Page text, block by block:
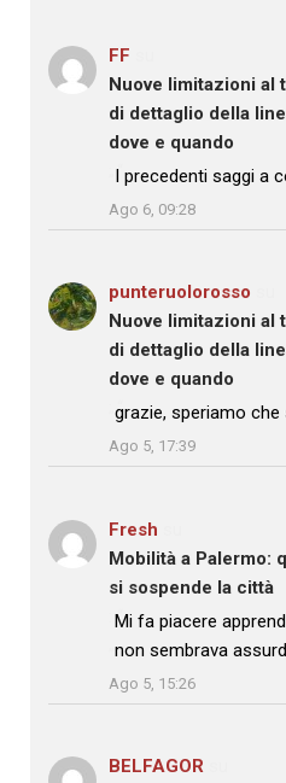
FF
Nuove limitazioni al
di dettaglio della
dove e quando
: “I precedenti saggi a
Ago 6, 09:28
punteruolorosso
Nuove limitazioni al
di dettaglio della
dove e quando
: “
grazie, speriamo che
Ago 5, 17:39
Fresh
Mobilità a Palermo:
si sospende la città
: “
Mi fa piacere
non sembrava
Ago 5, 15:26
BELFAGOR